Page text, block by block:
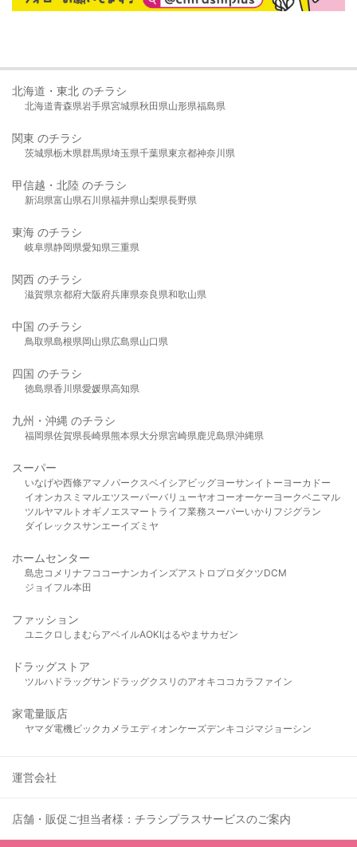
北海道・東北 のチラシ
北海道青森県岩手県宮城県秋田県山形県福島県
関東 のチラシ
茨城県栃木県群馬県埼玉県千葉県東京都神奈川県
甲信越・北陸 のチラシ
新潟県富山県石川県福井県山梨県長野県
東海 のチラシ
岐阜県静岡県愛知県三重県
関西 のチラシ
滋賀県京都府大阪府兵庫県奈良県和歌山県
中国 のチラシ
鳥取県島根県岡山県広島県山口県
四国 のチラシ
徳島県香川県愛媛県高知県
九州・沖縄 のチラシ
福岡県佐賀県長崎県熊本県大分県宮崎県鹿児島県沖縄県
スーパー
いなげや西條アマノパークスベイシア ビッグヨーサンイトーヨーカドー
イオンカスミ マルエツスーパーバリューヤオコーオーケー ヨークベニマル
ツルヤマルト オギノ エスマート ライフ業務スーパーいかり フジグラン
ダイレックスサンエーイズミヤ
ホームセンター
島忠 コメリ ナフコ コーナンカインズアストロプロダクツDCM
ジョイフル本田
ファッション
ユニクロ しまむら アベイルAOKIはるやま サカゼン
ドラッグストア
ツルハドラッグサンドラッグクスリのアオキ ココカラファイン
家電量販店
ヤマダ電機ビックカメラ エディオンケーズデンキ コジマジョーシン
運営会社
店舗・販促ご担当者様：チラシプラスサービスのご案内